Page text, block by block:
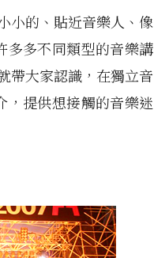
小的、貼近音樂人、像
多多不同類型的音樂講
帶大家認識，在獨立音
，提供想接觸的音樂迷